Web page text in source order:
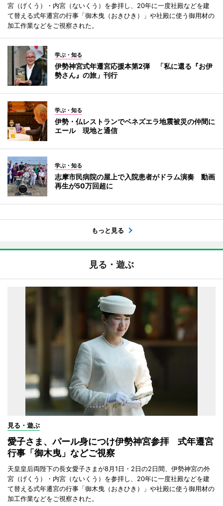
宮（げくう）・内宮（ないくう）を参拝し、20年に一度社殿などを建
て替える式年遷宮の行事「御木曳（おきひき）」や社殿に使う御用材の
加工作業などをご視察された。
学ぶ・知る
伊勢神宮式年遷宮応援本第2弾 「私に還る『お伊
勢さん』の旅」刊行
学ぶ・知る
伊勢・仏レストランでベネズエラ地震被災の仲間に
エール 現地と通信
学ぶ・知る
志摩市民病院の屋上で入院患者がドラム演奏 動画
再生が50万回超に
もっと見る
見る・遊ぶ
見る・遊ぶ
愛子さま、パール身につけ伊勢神宮参拝 式年遷宮
行事「御木曳」などご視察
天皇皇后両陛下の長女愛子さまが8月1日・2日の2日間、伊勢神宮の外
宮（げくう）・内宮（ないくう）を参拝し、20年に一度社殿などを建
て替える式年遷宮の行事「御木曳（おきひき）」や社殿に使う御用材の
加工作業などをご視察された。